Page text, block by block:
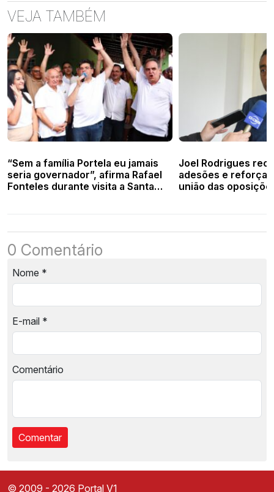
VEJA TAMBÉM
“Sem a família Portela eu jamais
seria governador”, afirma Rafael
Fonteles durante visita a Santa
Joel Rodrigues
adesões e reforça
união das
0 Comentário
Nome *
E-mail *
Comentário
© 2009 - 2026 Portal V1